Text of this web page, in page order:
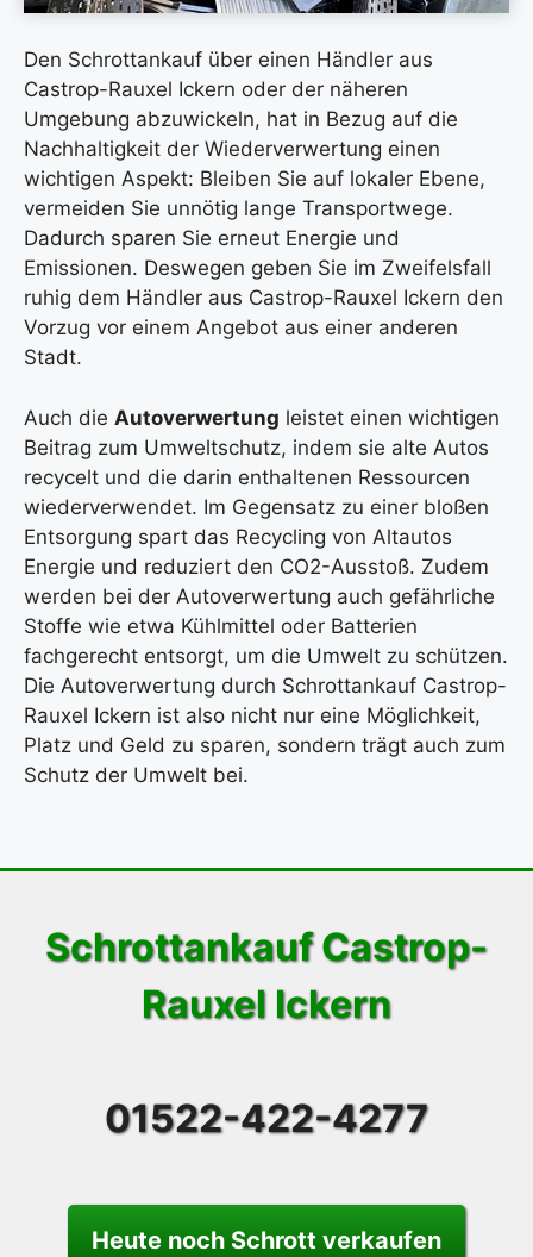
Den Schrottankauf über einen Händler aus
Castrop-Rauxel Ickern oder der näheren
Umgebung abzuwickeln, hat in Bezug auf die
Nachhaltigkeit der Wiederverwertung einen
wichtigen Aspekt: Bleiben Sie auf lokaler Ebene,
vermeiden Sie unnötig lange Transportwege.
Dadurch sparen Sie erneut Energie und
Emissionen. Deswegen geben Sie im Zweifelsfall
ruhig dem Händler aus Castrop-Rauxel Ickern den
Vorzug vor einem Angebot aus einer anderen
Stadt.
Auch die Autoverwertung leistet einen wichtigen
Beitrag zum Umweltschutz, indem sie alte Autos
recycelt und die darin enthaltenen Ressourcen
wiederverwendet. Im Gegensatz zu einer bloßen
Entsorgung spart das Recycling von Altautos
Energie und reduziert den CO2-Ausstoß. Zudem
werden bei der Autoverwertung auch gefährliche
Stoffe wie etwa Kühlmittel oder Batterien
fachgerecht entsorgt, um die Umwelt zu schützen.
Die Autoverwertung durch Schrottankauf Castrop-
Rauxel Ickern ist also nicht nur eine Möglichkeit,
Platz und Geld zu sparen, sondern trägt auch zum
Schutz der Umwelt bei.
Schrottankauf Castrop-
Rauxel Ickern
01522-422-4277
Heute noch Schrott verkaufen